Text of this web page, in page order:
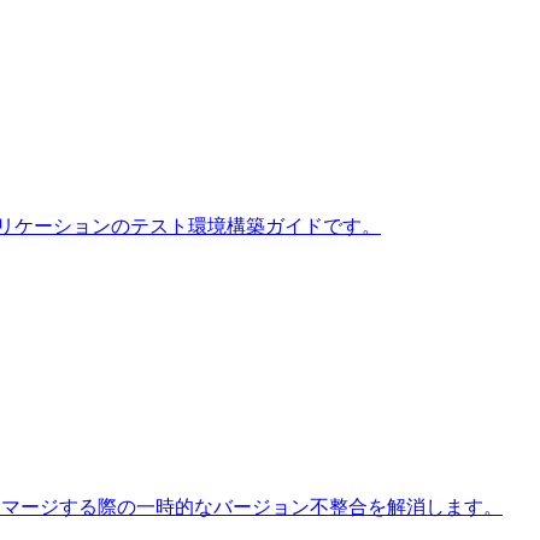
ケーションのテスト環境構築ガイドです。
ージする際の一時的なバージョン不整合を解消します。